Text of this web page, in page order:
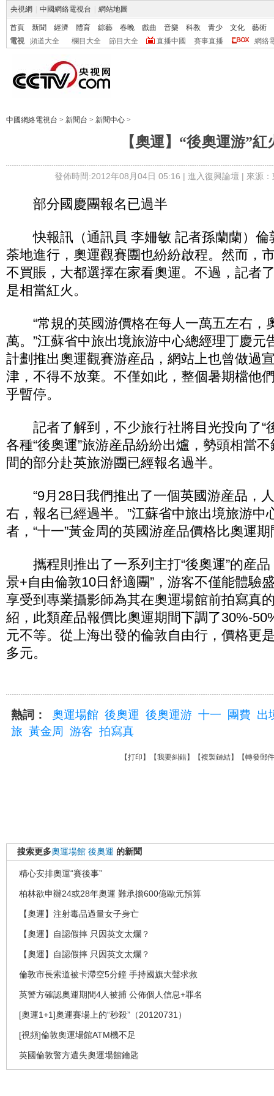
央視網 中國網絡電視台 網站地圖
首頁 新聞 經濟 體育 綜藝 春晚 戲曲 音樂 科教 青少 文化
藝術
電視
頻道大全 欄目大全 節目大全 直播中國 賽事直播 網絡
中國網絡電視台 > 新聞台 > 新聞中心 >
【奧運】“後奧運游”紅
發佈時間:2012年08月04日 05:16 | 進入復興論壇 | 來源
部分國慶團報名已過半
快報訊（通訊員 李姍敏 記者孫蘭蘭）倫
荼地進行，奧運觀賽團也紛紛啟程。然而，
不買賬，大都選擇在家看奧運。不過，記者
是相當紅火。
“常規的英國游價格在每人一萬五左右，
萬。”江蘇省中旅出境旅游中心總經理丁慶元
計劃推出奧運觀賽游産品，網站上也曾做過
津，不得不放棄。不僅如此，整個暑期檔他
乎暫停。
記者了解到，不少旅行社將目光投向了“
各種“後奧運”旅游産品紛紛出爐，勢頭相當不
間的部分赴英旅游團已經報名過半。
“9月28日我們推出了一個英國游産品，
右，報名已經過半。”江蘇省中旅出境旅游中
者，“十一”黃金周的英國游産品價格比奧運
攜程則推出了一系列主打“後奧運”的産品
景+自由倫敦10日舒適團”，游客不僅能體驗
享受到專業攝影師為其在奧運場館前拍寫真
紹，此類産品報價比奧運期間下調了30%-
元不等。從上海出發的倫敦自由行，價格更
多元。
熱詞： 奧運場館 後奧運 後奧運游 十一 團費 出
旅 黃金周 游客 拍寫真
【打印 】【我要糾錯】【複製鏈結】【轉發郵件
搜索更多奧運場館 後奧運 的新聞
精心安排奧運“賽後事”
柏林欲申辦24或28年奧運 難承擔600億歐元預算
【奧運】注射毒品過量女子身亡
【奧運】自認假摔 只因英文太爛？
【奧運】自認假摔 只因英文太爛？
倫敦市長索道被卡滯空5分鐘 手持國旗大聲求救
英警方確認奧運期間4人被捕 公佈個人信息+罪名
[奧運1+1]奧運賽場上的“秒殺”（20120731）
[視頻]倫敦奧運場館ATM機不足
英國倫敦警方遺失奧運場館鑰匙